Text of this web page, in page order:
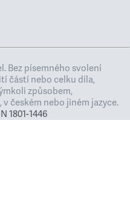
Bez písemného svolení
částí nebo celku díla,
způsobem,
českém nebo jiném jazyce.
1801-1446